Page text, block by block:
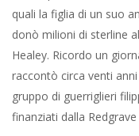
quali la figlia di un suo
donò milioni di sterline
Healey. Ricordo un
raccontò circa venti
gruppo di guerriglieri
finanziati dalla Redgrave